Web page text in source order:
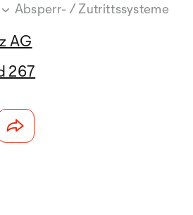
Absperr- / Zutrittssysteme
AG
267